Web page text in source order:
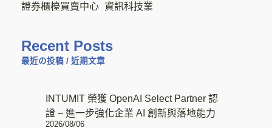
證券櫃檯買賣中心 資訊科技業
Recent Posts
最近の投稿 / 近期文章
INTUMIT 榮獲 OpenAI Select Partner 認
證 – 進一步強化企業 AI 創新與落地能力
2026/08/06